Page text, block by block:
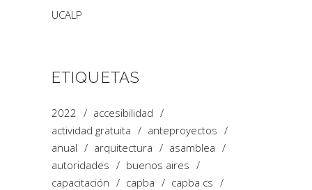
UCALP
ETIQUETAS
2022
accesibilidad
actividad gratuita
anteproyectos
anual
arquitectura
asamblea
autoridades
buenos aires
capacitación
capba
capba cs